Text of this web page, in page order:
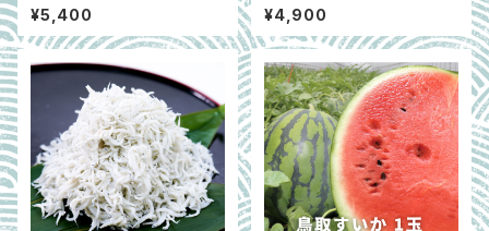
㎏｜LLサイズ以上・秀品｜WAR
IE 和歌山県紀の川市 ※6月初
旬～中旬
¥5,400
りめん約300gセット｜和歌山
県新宮市
¥4,900